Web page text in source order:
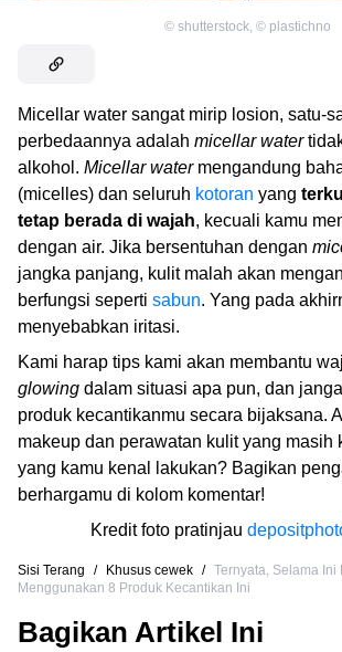
© shutterstock, © plastichno
Micellar water sangat mirip losion, satu-
perbedaannya adalah micellar water
alkohol. Micellar watermengandung
(micelles) dan seluruh kotoran yang
tetap berada di wajah, kecuali kamu
dengan air. Jika bersentuhan dengan
jangka panjang, kulit malah akan
berfungsi seperti sabun. Yang pada
menyebabkan iritasi.
Kami harap tips kami akan membantu
glowing dalam situasi apa pun, dan
produk kecantikanmu secara bijaksana.
makeup dan perawatan kulit yang masih
yang kamu kenal lakukan? Bagikan
berhargamu di kolom komentar!
Kredit foto pratinjau
Sisi Terang / Khusus cewek / Ternyata, Selama Ini
Menggunakan 8 Produk Kecantikan Ini
Bagikan Artikel Ini